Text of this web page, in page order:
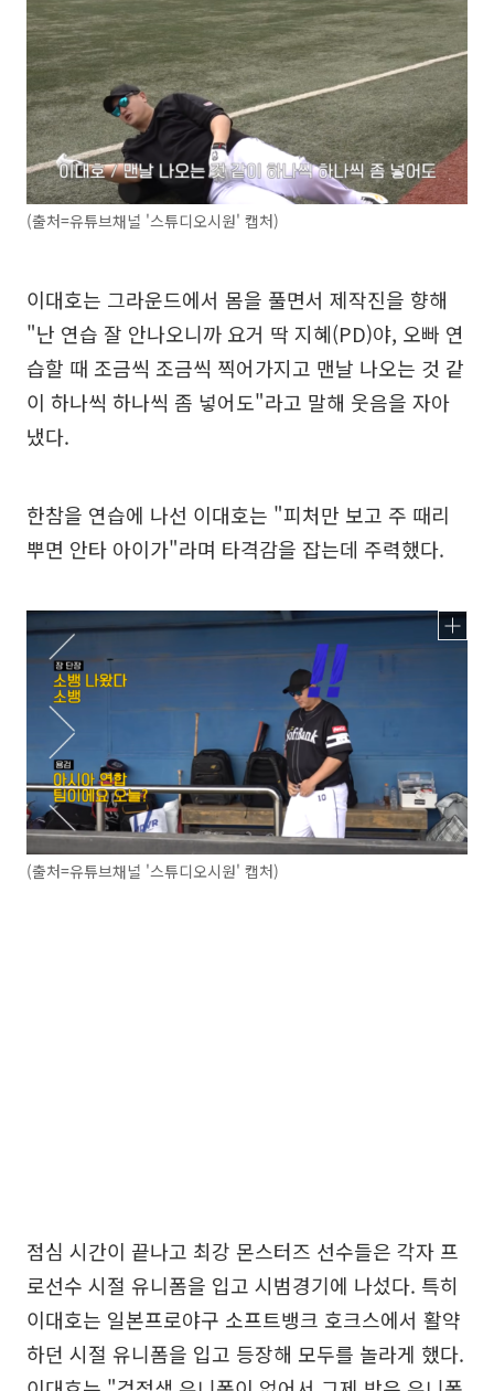
(출처=유튜브채널 '스튜디오시원' 캡처)
이대호는 그라운드에서 몸을 풀면서 제작진을 향해
"난 연습 잘 안나오니까 요거 딱 지혜(PD)야, 오빠 연
습할 때 조금씩 조금씩 찍어가지고 맨날 나오는 것 같
이 하나씩 하나씩 좀 넣어도"라고 말해 웃음을 자아
냈다.
한참을 연습에 나선 이대호는 "피처만 보고 주 때리
뿌면 안타 아이가"라며 타격감을 잡는데 주력했다.
(출처=유튜브채널 '스튜디오시원' 캡처)
점심 시간이 끝나고 최강 몬스터즈 선수들은 각자 프
로선수 시절 유니폼을 입고 시범경기에 나섰다. 특히
이대호는 일본프로야구 소프트뱅크 호크스에서 활약
하던 시절 유니폼을 입고 등장해 모두를 놀라게 했다.